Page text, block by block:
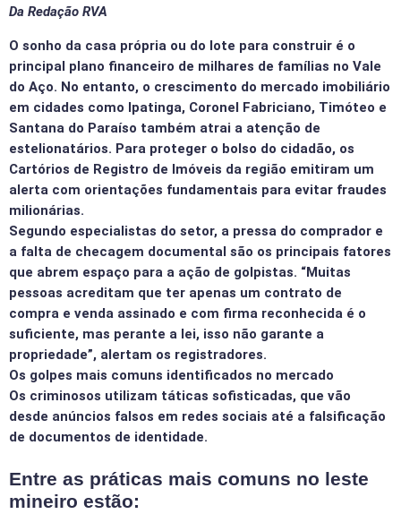
Da Redação RVA
O sonho da casa própria ou do lote para construir é o
principal plano financeiro de milhares de famílias no Vale
do Aço. No entanto, o crescimento do mercado imobiliário
em cidades como Ipatinga, Coronel Fabriciano, Timóteo e
Santana do Paraíso também atrai a atenção de
estelionatários. Para proteger o bolso do cidadão, os
Cartórios de Registro de Imóveis da região emitiram um
alerta com orientações fundamentais para evitar fraudes
milionárias.
Segundo especialistas do setor, a pressa do comprador e
a falta de checagem documental são os principais fatores
que abrem espaço para a ação de golpistas. “Muitas
pessoas acreditam que ter apenas um contrato de
compra e venda assinado e com firma reconhecida é o
suficiente, mas perante a lei, isso não garante a
propriedade”, alertam os registradores.
Os golpes mais comuns identificados no mercado
Os criminosos utilizam táticas sofisticadas, que vão
desde anúncios falsos em redes sociais até a falsificação
de documentos de identidade.
Entre as práticas mais comuns no leste
mineiro estão: